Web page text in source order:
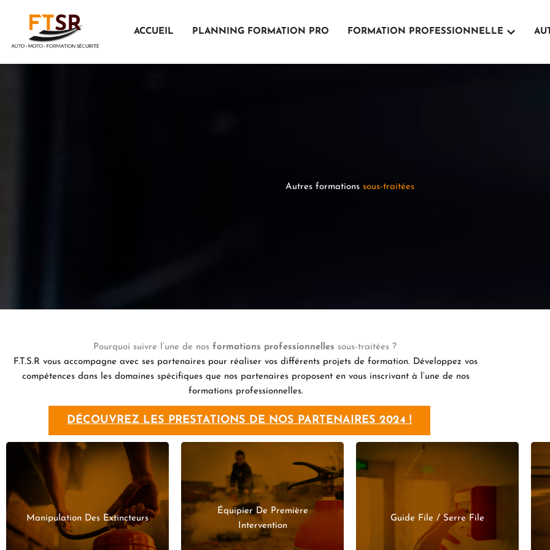
contenu
ACCUEIL PLANNING FORMATION PRO FORMATION PROFESSIONNELLE Ouvrir
Autres formations sous-traitées
Pourquoi suivre l’une de nos formations professionnelles sous-traitées ?
F.T.S.R vous accompagne avec ses partenaires pour réaliser vos différents projets de formation. Développez vos
compétences dans les domaines spécifiques que nos partenaires proposent en vous inscrivant à l’une de nos
formations professionnelles.
DÉCOUVREZ LES PRESTATIONS DE NOS PARTENAIRES 2024 !
Manipulation Des Extincteurs
EN SAVOIR PLUS
Équipier De Première
Intervention
EN SAVOIR PLUS Guide File / Serre File
EN SAVOIR PLUS